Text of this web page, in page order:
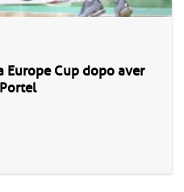
Europe Cup dopo aver